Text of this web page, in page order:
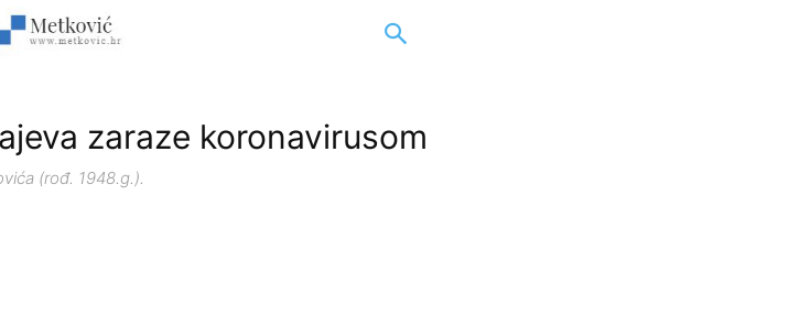
zaraze koronavirusom
(rođ. 1948.g.).